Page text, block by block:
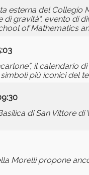
esterna del
gravità", evento di
of Mathematics
il
più iconici del
di San Vittore
Morelli propone